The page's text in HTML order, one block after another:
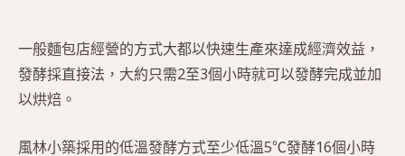
一般麵包店經營的方式大都以快速生產來達成經濟效益，
發酵採直接法，大約只需2至3個小時就可以發酵完成並加
以烘焙。
風林小築採用的低溫發酵方式至少低溫5℃發酵16個小時